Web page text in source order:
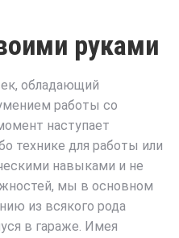
руками
обладающий
работы со
наступает
технике для работы или
навыками и не
мы в основном
из всякого рода
в гараже. Имея